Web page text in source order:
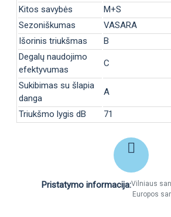
Kitos savybės
M+S
Sezoniškumas
VASARA
Išorinis triukšmas
B
Degalų naudojimo
efektyvumas
C
Sukibimas su šlapia
danga
A
Triukšmo lygis dB 71
Pristatymo informacija:Vilniaus
Europos